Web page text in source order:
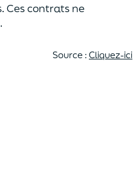
Ces contrats ne
Source : Cliquez-ici